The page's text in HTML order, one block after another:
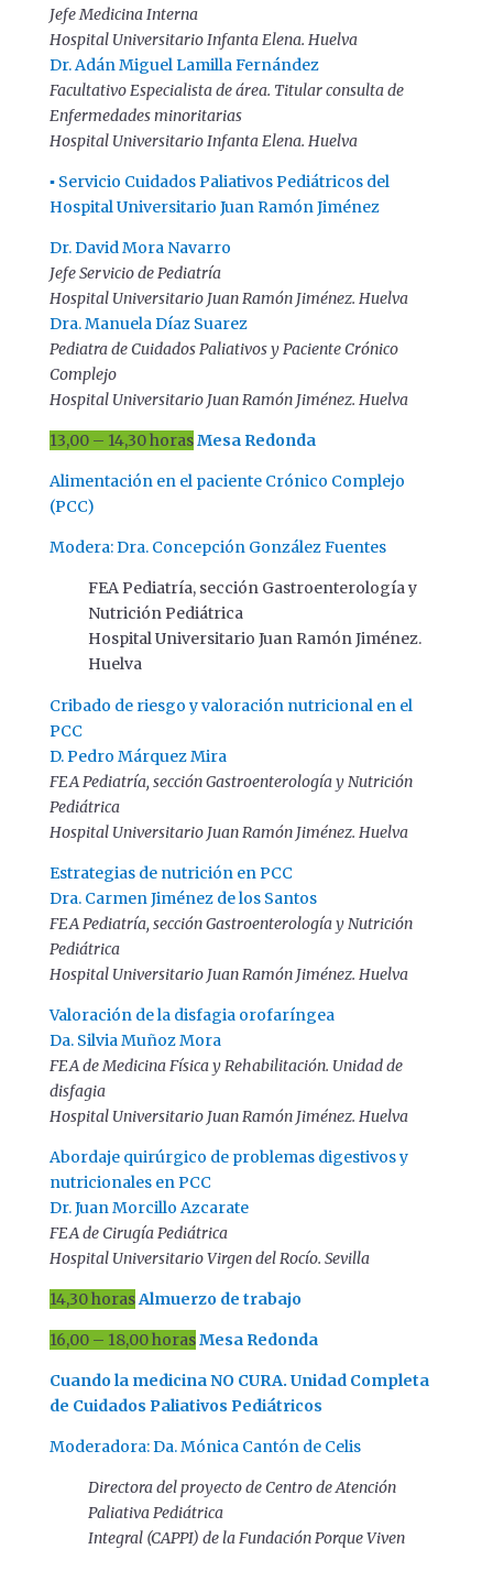
Jefe Medicina Interna
Hospital Universitario Infanta Elena. Huelva
Dr. Adán Miguel Lamilla Fernández
Facultativo Especialista de área. Titular consulta de
Enfermedades minoritarias
Hospital Universitario Infanta Elena. Huelva
▪ Servicio Cuidados Paliativos Pediátricos del
Hospital Universitario Juan Ramón Jiménez
Dr. David Mora Navarro
Jefe Servicio de Pediatría
Hospital Universitario Juan Ramón Jiménez. Huelva
Dra. Manuela Díaz Suarez
Pediatra de Cuidados Paliativos y Paciente Crónico
Complejo
Hospital Universitario Juan Ramón Jiménez. Huelva
13,00 – 14,30 horasMesa Redonda
Alimentación en el paciente Crónico Complejo
(PCC)
Modera: Dra. Concepción González Fuentes
FEA Pediatría, sección Gastroenterología y
Nutrición Pediátrica
Hospital Universitario Juan Ramón Jiménez.
Huelva
Cribado de riesgo y valoración nutricional en el
PCC
D. Pedro Márquez Mira
FEA Pediatría, sección Gastroenterología y Nutrición
Pediátrica
Hospital Universitario Juan Ramón Jiménez. Huelva
Estrategias de nutrición en PCC
Dra. Carmen Jiménez de los Santos
FEA Pediatría, sección Gastroenterología y Nutrición
Pediátrica
Hospital Universitario Juan Ramón Jiménez. Huelva
Valoración de la disfagia orofaríngea
Da. Silvia Muñoz Mora
FEA de Medicina Física y Rehabilitación. Unidad de
disfagia
Hospital Universitario Juan Ramón Jiménez. Huelva
Abordaje quirúrgico de problemas digestivos y
nutricionales en PCC
Dr. Juan Morcillo Azcarate
FEA de Cirugía Pediátrica
Hospital Universitario Virgen del Rocío. Sevilla
14,30 horasAlmuerzo de trabajo
16,00 – 18,00 horasMesa Redonda
Cuando la medicina NO CURA. Unidad Completa
de Cuidados Paliativos Pediátricos
Moderadora: Da. Mónica Cantón de Celis
Directora del proyecto de Centro de Atención
Paliativa Pediátrica
Integral (CAPPI) de la Fundación Porque Viven